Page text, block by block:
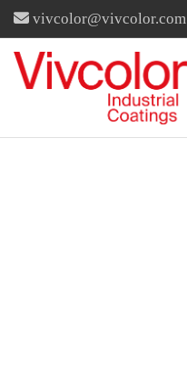
vivcolor@vivcolor.com